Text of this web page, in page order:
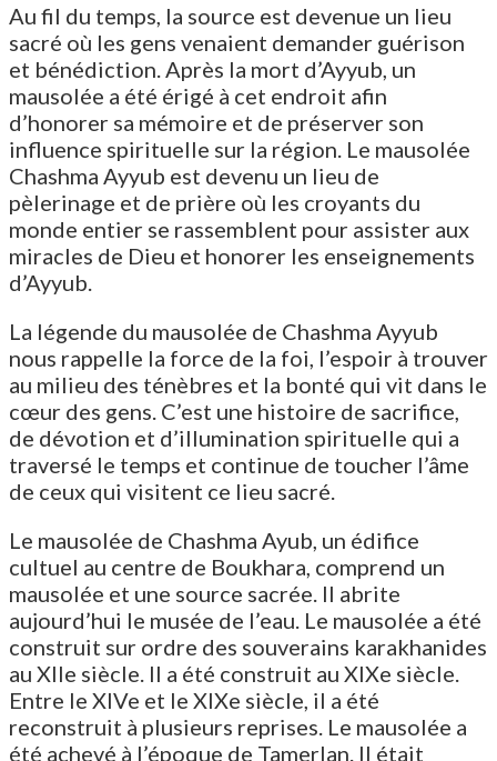
Au fil du temps, la source est devenue un lieu
sacré où les gens venaient demander guérison
et bénédiction. Après la mort d’Ayyub, un
mausolée a été érigé à cet endroit afin
d’honorer sa mémoire et de préserver son
influence spirituelle sur la région. Le mausolée
Chashma Ayyub est devenu un lieu de
pèlerinage et de prière où les croyants du
monde entier se rassemblent pour assister aux
miracles de Dieu et honorer les enseignements
d’Ayyub.
La légende du mausolée de Chashma Ayyub
nous rappelle la force de la foi, l’espoir à trouver
au milieu des ténèbres et la bonté qui vit dans le
cœur des gens. C’est une histoire de sacrifice,
de dévotion et d’illumination spirituelle qui a
traversé le temps et continue de toucher l’âme
de ceux qui visitent ce lieu sacré.
Le mausolée de Chashma Ayub, un édifice
cultuel au centre de Boukhara, comprend un
mausolée et une source sacrée. Il abrite
aujourd’hui le musée de l’eau. Le mausolée a été
construit sur ordre des souverains karakhanides
au XIIe siècle. Il a été construit au XIXe siècle.
Entre le XIVe et le XIXe siècle, il a été
reconstruit à plusieurs reprises. Le mausolée a
été achevé à l’époque de Tamerlan. Il était